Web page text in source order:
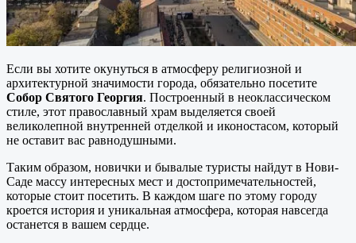
Если вы хотите окунуться в атмосферу религиозной и
архитектурной значимости города, обязательно посетите
Собор Святого Георгия. Построенный в неоклассическом
стиле, этот православный храм выделяется своей
великолепной внутренней отделкой и иконостасом, который
не оставит вас равнодушными.
Таким образом, новички и бывалые туристы найдут в Нови-
Саде массу интересных мест и достопримечательностей,
которые стоит посетить. В каждом шаге по этому городу
кроется история и уникальная атмосфера, которая навсегда
останется в вашем сердце.